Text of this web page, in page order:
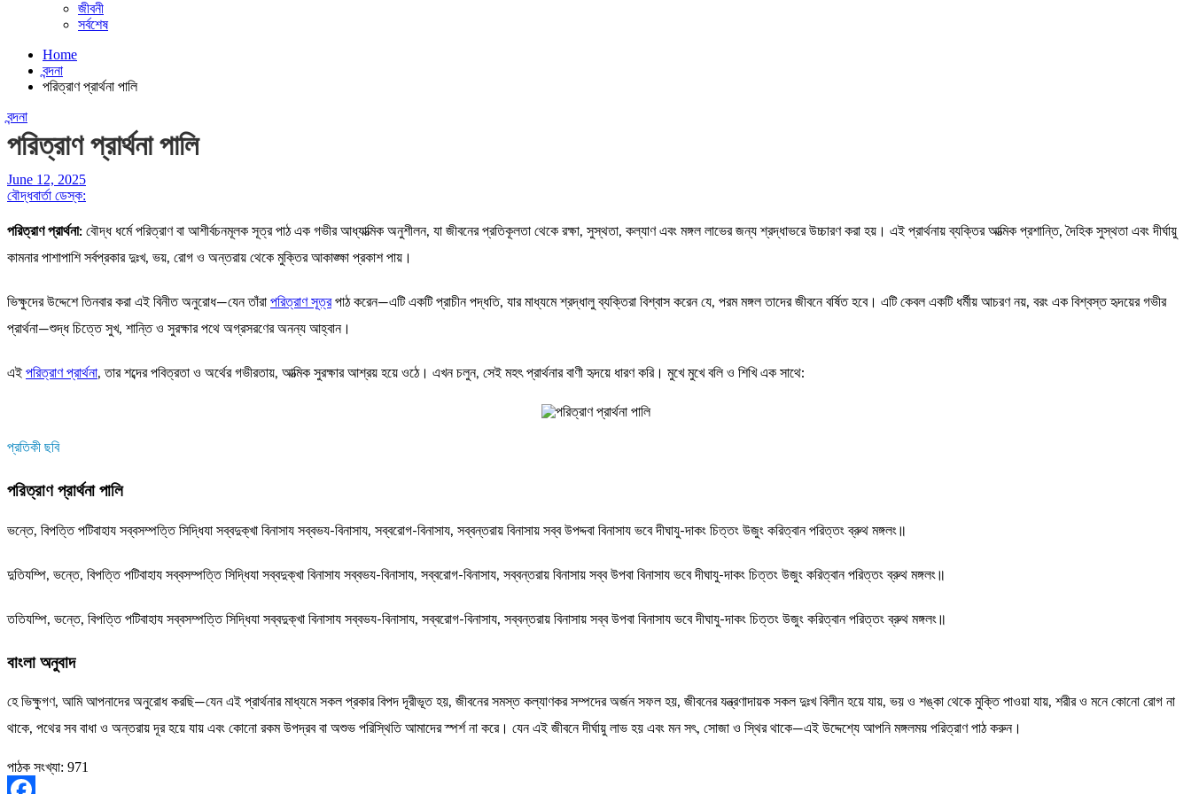
জীবনী
সর্বশেষ
Home
বন্দনা
পরিত্রাণ প্রার্থনা পালি
বন্দনা
পরিত্রাণ প্রার্থনা পালি
June 12, 2025
বৌদ্ধবার্তা ডেস্ক:
পরিত্রাণ প্রার্থনা: বৌদ্ধ ধর্মে পরিত্রাণ বা আশীর্বচনমূলক সূত্র পাঠ এক গভীর আধ্যাত্মিক অনুশীলন, যা জীবনের প্রতিকূলতা থেকে রক্ষা, সুস্থতা, কল্যাণ এবং মঙ্গল লাভের জন্য শ্রদ্ধাভরে উচ্চারণ করা হয়। এই প্রার্থনায় ব্যক্তির আত্মিক প্রশান্তি, দৈহিক সুস্থতা এবং দীর্ঘায়ু
কামনার পাশাপাশি সর্বপ্রকার দুঃখ, ভয়, রোগ ও অন্তরায় থেকে মুক্তির আকাঙ্ক্ষা প্রকাশ পায়।
ভিক্ষুদের উদ্দেশে তিনবার করা এই বিনীত অনুরোধ—যেন তাঁরা পরিত্রাণ সূত্রপাঠ করেন—এটি একটি প্রাচীন পদ্ধতি, যার মাধ্যমে শ্রদ্ধালু ব্যক্তিরা বিশ্বাস করেন যে, পরম মঙ্গল তাদের জীবনে বর্ষিত হবে। এটি কেবল একটি ধর্মীয় আচরণ নয়, বরং এক বিশ্বস্ত হৃদয়ের গভীর
প্রার্থনা—শুদ্ধ চিত্তে সুখ, শান্তি ও সুরক্ষার পথে অগ্রসরণের অনন্য আহ্বান।
এই পরিত্রাণ প্রার্থনা, তার শব্দের পবিত্রতা ও অর্থের গভীরতায়, আত্মিক সুরক্ষার আশ্রয় হয়ে ওঠে। এখন চলুন, সেই মহৎ প্রার্থনার বাণী হৃদয়ে ধারণ করি। মুখে মুখে বলি ও শিখি এক সাথে:
প্রতিকী ছবি
পরিত্রাণ প্রার্থনা পালি
ভন্তে, বিপত্তি পটিবাহায সব্বসম্পত্তি সিদ্ধিযা সব্বদুক্খা বিনাসায সব্বভয-বিনাসায, সব্বরোগ-বিনাসায, সব্বন্তরায় বিনাসায় সব্ব উপদ্দবা বিনাসায ভবে দীঘাযু-দাকং চিত্তং উজুং করিত্বান পরিত্তং ব্রুথ মঙ্গলং॥
দুতিযম্পি, ভন্তে, বিপত্তি পটিবাহায সব্বসম্পত্তি সিদ্ধিযা সব্বদুক্খা বিনাসায সব্বভয-বিনাসায, সব্বরোগ-বিনাসায, সব্বন্তরায় বিনাসায় সব্ব উপবা বিনাসায ভবে দীঘাযু-দাকং চিত্তং উজুং করিত্বান পরিত্তং ব্রুথ মঙ্গলং॥
ততিযম্পি, ভন্তে, বিপত্তি পটিবাহায সব্বসম্পত্তি সিদ্ধিযা সব্বদুক্খা বিনাসায সব্বভয-বিনাসায, সব্বরোগ-বিনাসায, সব্বন্তরায় বিনাসায় সব্ব উপবা বিনাসায ভবে দীঘাযু-দাকং চিত্তং উজুং করিত্বান পরিত্তং ব্রুথ মঙ্গলং॥
বাংলা অনুবাদ
হে ভিক্ষুগণ, আমি আপনাদের অনুরোধ করছি—যেন এই প্রার্থনার মাধ্যমে সকল প্রকার বিপদ দূরীভূত হয়, জীবনের সমস্ত কল্যাণকর সম্পদের অর্জন সফল হয়, জীবনের যন্ত্রণাদায়ক সকল দুঃখ বিলীন হয়ে যায়, ভয় ও শঙ্কা থেকে মুক্তি পাওয়া যায়, শরীর ও মনে কোনো রোগ না
থাকে, পথের সব বাধা ও অন্তরায় দূর হয়ে যায় এবং কোনো রকম উপদ্রব বা অশুভ পরিস্থিতি আমাদের স্পর্শ না করে। যেন এই জীবনে দীর্ঘায়ু লাভ হয় এবং মন সৎ, সোজা ও স্থির থাকে—এই উদ্দেশ্যে আপনি মঙ্গলময় পরিত্রাণ পাঠ করুন।
পাঠক সংখ্যা: 971